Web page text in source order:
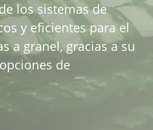
Casos
más
Somos
los sistemas de
y eficientes para el
a granel, gracias a su
de